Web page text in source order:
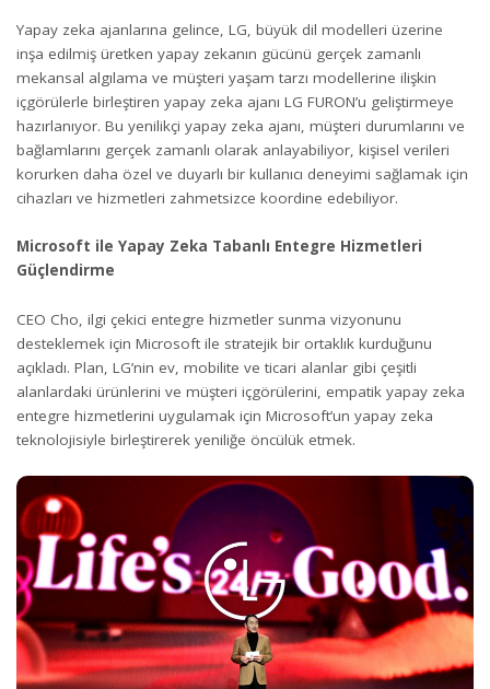
Yapay zeka ajanlarına gelince, LG, büyük dil modelleri üzerine
inşa edilmiş üretken yapay zekanın gücünü gerçek zamanlı
mekansal algılama ve müşteri yaşam tarzı modellerine ilişkin
içgörülerle birleştiren yapay zeka ajanı LG FURON’u geliştirmeye
hazırlanıyor. Bu yenilikçi yapay zeka ajanı, müşteri durumlarını ve
bağlamlarını gerçek zamanlı olarak anlayabiliyor, kişisel verileri
korurken daha özel ve duyarlı bir kullanıcı deneyimi sağlamak için
cihazları ve hizmetleri zahmetsizce koordine edebiliyor.
Microsoft ile Yapay Zeka Tabanlı Entegre Hizmetleri
Güçlendirme
CEO Cho, ilgi çekici entegre hizmetler sunma vizyonunu
desteklemek için Microsoft ile stratejik bir ortaklık kurduğunu
açıkladı. Plan, LG’nin ev, mobilite ve ticari alanlar gibi çeşitli
alanlardaki ürünlerini ve müşteri içgörülerini, empatik yapay zeka
entegre hizmetlerini uygulamak için Microsoft’un yapay zeka
teknolojisiyle birleştirerek yeniliğe öncülük etmek.